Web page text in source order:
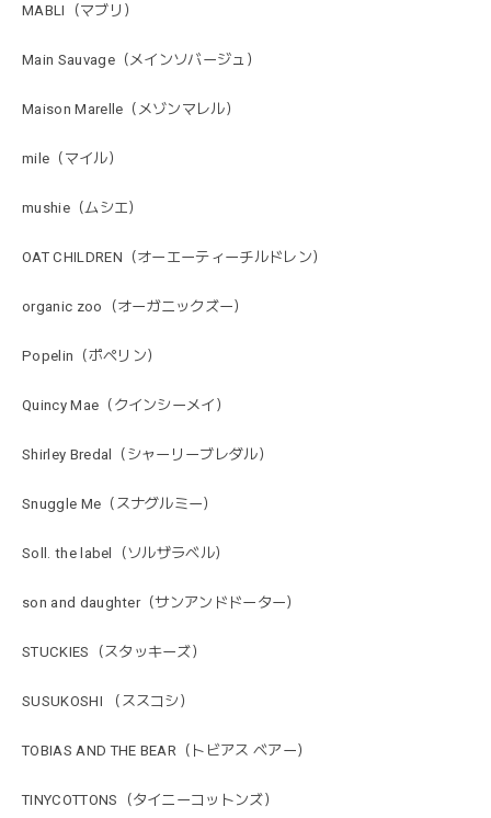
MABLI（マブリ）
Main Sauvage（メインソバージュ）
Maison Marelle（メゾンマレル）
mile（マイル）
mushie（ムシエ）
OAT CHILDREN（オーエーティーチルドレン）
organic zoo（オーガニックズー）
Popelin（ポペリン）
Quincy Mae（クインシーメイ）
Shirley Bredal（シャーリーブレダル）
Snuggle Me（スナグルミー）
Soll. the label（ソルザラベル）
son and daughter（サンアンドドーター）
STUCKIES（スタッキーズ）
SUSUKOSHI （ススコシ）
TOBIAS AND THE BEAR（トビアス ベアー）
TINYCOTTONS（タイニーコットンズ）